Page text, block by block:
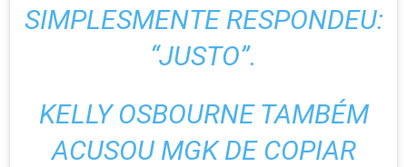
SIMPLESMENTE RESPONDEU:
“JUSTO”.
KELLY OSBOURNE TAMBÉM
ACUSOU MGK DE COPIAR